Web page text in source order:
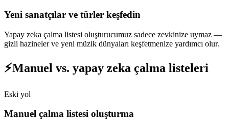
Yeni sanatçılar ve türler keşfedin
Yapay zeka çalma listesi oluşturucumuz sadece zevkinize uymaz —
gizli hazineler ve yeni müzik dünyaları keşfetmenize yardımcı olur.
⚡Manuel vs. yapay zeka çalma listeleri
Eski yol
Manuel çalma listesi oluşturma